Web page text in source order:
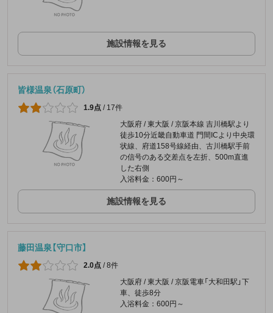
施設情報を見る
皆様温泉（石原町）
1.9点 / 17件
大阪府 / 東大阪 / 京阪本線 吉川橋駅より
徒歩10分近畿自動車道 門間ICより中央環
状線、府道158号線経由、古川橋駅手前
の信号のある交差点を左折、500m直進
した右側
入浴料金：600円～
施設情報を見る
藤田温泉【守口市】
2.0点 /8件
大阪府 / 東大阪 / 京阪電車「大和田駅」下
車、徒歩8分
入浴料金：600円～